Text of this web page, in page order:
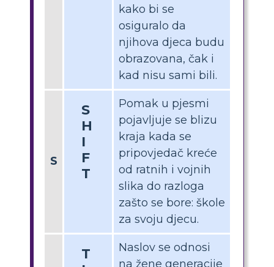
kako bi se
osiguralo da
njihova djeca budu
obrazovana, čak i
kad nisu sami bili.
S
S
H
I
F
T
Pomak u pjesmi
pojavljuje se blizu
kraja kada se
pripovjedač kreće
od ratnih i vojnih
slika do razloga
zašto se bore: škole
za svoju djecu.
T
Naslov se odnosi
na žene generacije